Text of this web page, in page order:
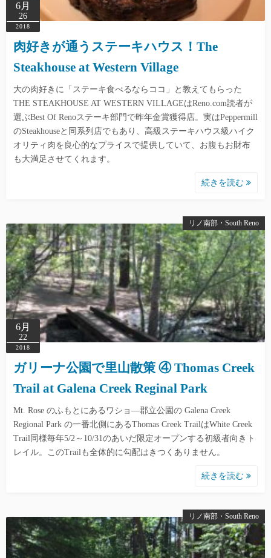
6月
26
2018
肉好きが通うステーキハウス！The
Steakhouse at Western Village
大の肉好きに「ステーキ食べるならココ」と教えてもらった
THE STEAKHOUSE AT WESTERN VILLAGEはReno.com読者が
選ぶBest Of Renoステーキ部門で昨年金賞獲得店。実はPeppermill
のSteakhouseと同系列店でもあり、高級ステーキハウス級ハイク
オリティ肉を良心的なプライスで提供していて、お腹もお財布
も大満足させてくれます。
続きを読む
リノ南部・South Reno
6月
22
2018
ガリーナ公園で里山散策 ④ Thomas Creek
Trail at Galena Creek Reginal Park
Mt. Rose のふもとにあるワショ―郡立公園の Galena Creek
Regional Park の一番北側にあるThomas Creek TrailはWhite Creek
Trail同様毎年5/2～10/31のあいだ限定オープンする初級者向きト
レイル。このTrailも全体的に勾配はきつくありません。
続きを読む
リノ南部・South Reno